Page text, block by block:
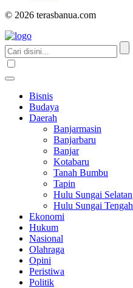
© 2026 terasbanua.com
Bisnis
Budaya
Daerah
Banjarmasin
Banjarbaru
Banjar
Kotabaru
Tanah Bumbu
Tapin
Hulu Sungai Selatan
Hulu Sungai Tengah
Ekonomi
Hukum
Nasional
Olahraga
Opini
Peristiwa
Politik